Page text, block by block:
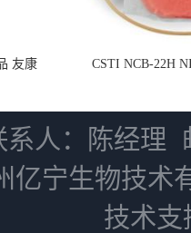
友康
CSTI NCB-22H
系人：陈经理
亿宁生物技术
技术